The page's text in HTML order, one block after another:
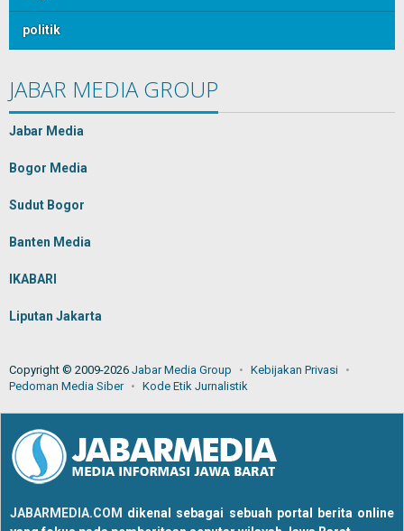
politik
JABAR MEDIA GROUP
Jabar Media
Bogor Media
Sudut Bogor
Banten Media
IKABARI
Liputan Jakarta
Copyright © 2009-2026 Jabar Media Group
Kebijakan Privasi
Pedoman Media Siber
Kode Etik Jurnalistik
JABARMEDIA.COM dikenal sebagai sebuah portal berita online